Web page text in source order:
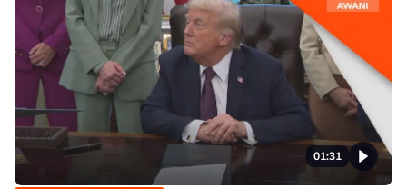
01:31